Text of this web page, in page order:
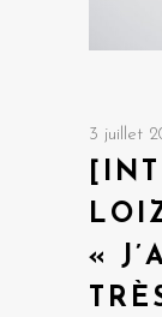
3 juillet
«